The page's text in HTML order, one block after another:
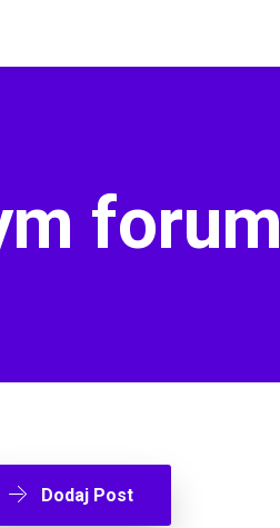
forum
Dodaj Post